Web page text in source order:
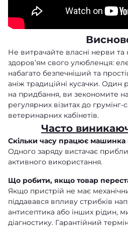
Не витрачайте власні нерви та
здоров’ям свого улюбленця:
набагато безпечніший та
аніж традиційні кусачки. Один
на придбання, ви зекономите
регулярних візитах до грумінг-
ветеринарних кабінетів.
Часто
Скільки часу працює машинка
Одного заряду вистачає
активного використання.
Що робити, якщо товар
Якщо пристрій не має
піддавався впливу стрибків
антисептика або інших рідин,
діагностику. Гарантійний